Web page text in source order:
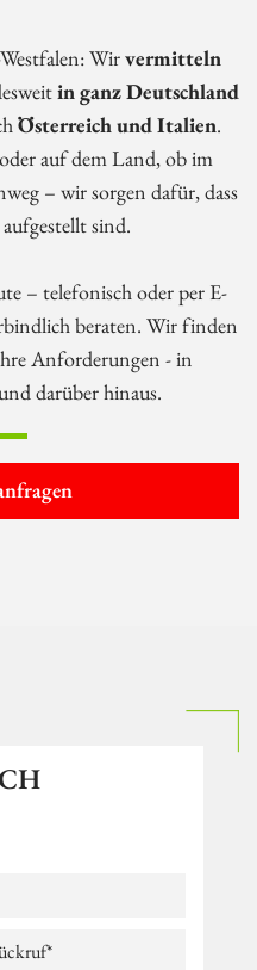
Wirvermitteln
in ganz Deutschland
Österreich und Italien.
auf dem Land, ob im
– wir sorgen dafür, dass
sind.
– telefonisch oder per E-
beraten. Wir finden
Anforderungen - in
darüber hinaus.